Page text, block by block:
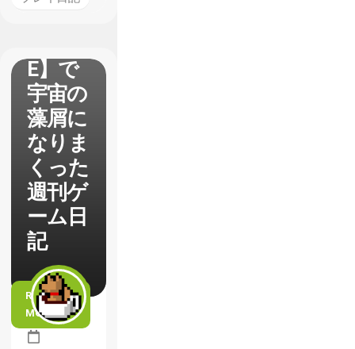
E】で
宇宙の
藻屑に
なりま
くった
週刊ゲ
ーム日
記
READ
MORE